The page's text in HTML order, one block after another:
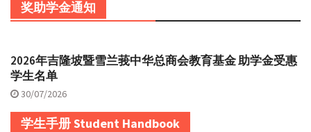
奖助学金通知
2026年吉隆坡暨雪兰莪中华总商会教育基金 助学金受惠
学生名单
30/07/2026
学生手册 Student Handbook